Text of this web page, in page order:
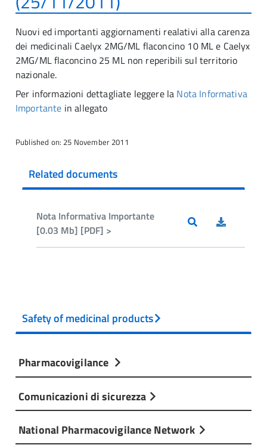
Nuovi ed importanti aggiornamenti realativi alla carenza
dei medicinali Caelyx 2MG/ML flaconcino 10 ML e Caelyx
2MG/ML flaconcino 25 ML non reperibili sul territorio
nazionale.
Per informazioni dettagliate leggere la Nota Informativa
Importante in allegato
Published on: 25 November 2011
Related documents
Nota Informativa Importante
[0.03 Mb] [PDF] >
Safety of medicinal products
Pharmacovigilance
Comunicazioni di sicurezza
National Pharmacovigilance Network